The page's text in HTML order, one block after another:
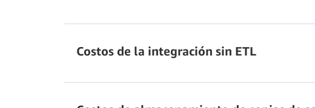
configuración del clúster
Costos de la integración sin ETL